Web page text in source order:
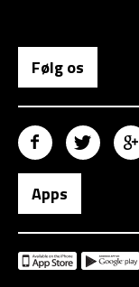
Følg os
Apps